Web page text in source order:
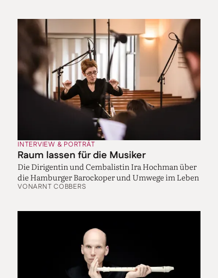
INTERVIEW & PORTRÄT
Raum lassen für die Musiker
Die Dirigentin und Cembalistin Ira Hochman über
die Hamburger Barockoper und Umwege im Leben
VONARNT COBBERS